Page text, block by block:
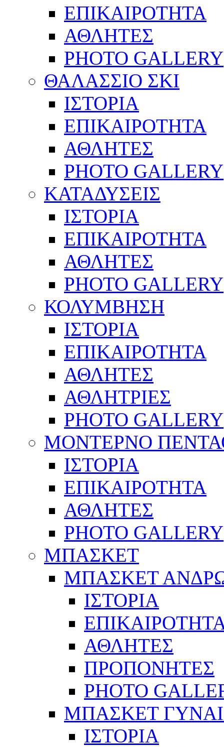
ΕΠΙΚΑΙΡΟΤΗΤΑ
ΑΘΛΗΤΕΣ
PHOTO GALLERY
ΘΑΛΑΣΣΙΟ ΣΚΙ
ΙΣΤΟΡΙΑ
ΕΠΙΚΑΙΡΟΤΗΤΑ
ΑΘΛΗΤΕΣ
PHOTO GALLERY
ΚΑΤΑΔΥΣΕΙΣ
ΙΣΤΟΡΙΑ
ΕΠΙΚΑΙΡΟΤΗΤΑ
ΑΘΛΗΤΕΣ
PHOTO GALLERY
ΚΟΛΥΜΒΗΣΗ
ΙΣΤΟΡΙΑ
ΕΠΙΚΑΙΡΟΤΗΤΑ
ΑΘΛΗΤΕΣ
ΑΘΛΗΤΡΙΕΣ
PHOTO GALLERY
ΜΟΝΤΕΡΝΟ
ΙΣΤΟΡΙΑ
ΕΠΙΚΑΙΡΟΤΗΤΑ
ΑΘΛΗΤΕΣ
PHOTO GALLERY
ΜΠΑΣΚΕΤ
ΜΠΑΣΚΕΤ
ΙΣΤΟΡΙΑ
ΑΘΛΗΤΕΣ
ΠΡΟΠΟΝΗΤΕΣ
PHOTO
ΜΠΑΣΚΕΤ
ΙΣΤΟΡΙΑ